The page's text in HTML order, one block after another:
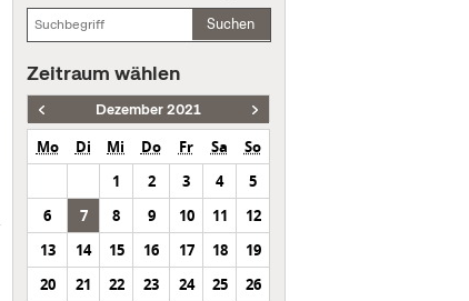
Suchen
Zeitraum wählen
Dezember 2021
Mo Di Mi Do Fr Sa
So
1
2 3 4
5
6
7 8 9 10 11
12
13
14 15 16 17 18
19
20
21 22 23 24 25
26